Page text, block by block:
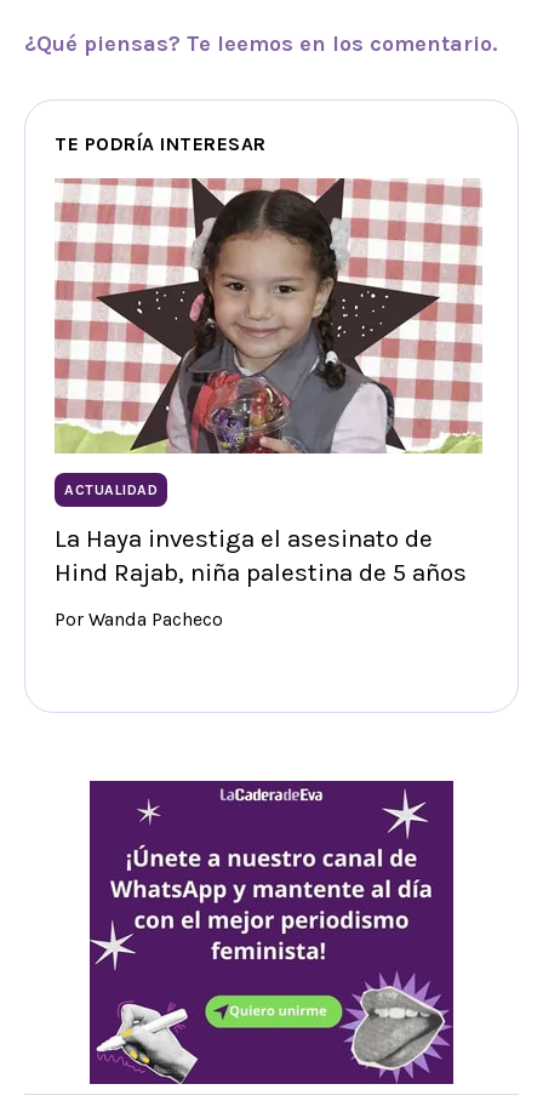
¿Qué piensas? Te leemos en los comentario.
TE PODRÍA INTERESAR
ACTUALIDAD
La Haya investiga el asesinato de
Hind Rajab, niña palestina de 5 años
Por Wanda Pacheco